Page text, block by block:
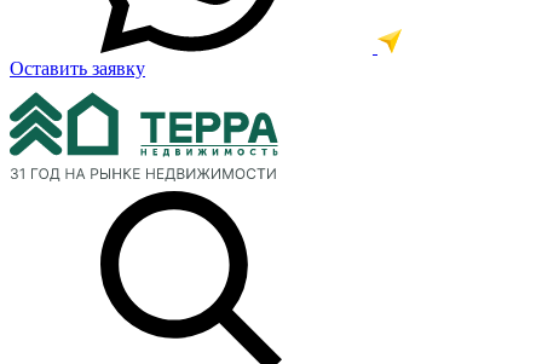
Оставить заявку